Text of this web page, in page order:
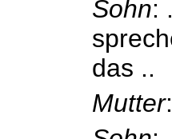
Sohn:
das ..
Mutter